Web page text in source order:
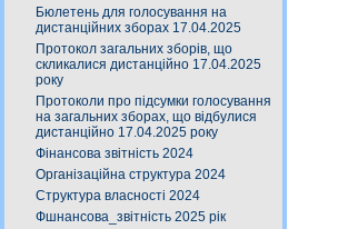
Бюлетень для голосування на
дистанційних зборах 17.04.2025
Протокол загальних зборів, що
скликалися дистанційно 17.04.2025
року
Протоколи про підсумки голосування
на загальних зборах, що відбулися
дистанційно 17.04.2025 року
Фінансова звітність 2024
Організаційна структура 2024
Структура власності 2024
Фшнансова_звітність 2025 рік